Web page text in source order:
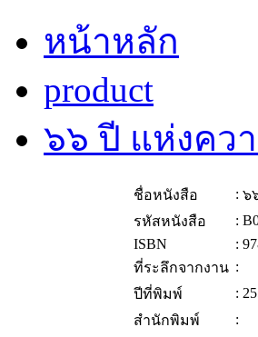
หน้าหลัก
product
๖๖ ปี แห่งคว
ชื่อหนังสือ : ๖
รหัสหนังสือ
:
ISBN
:
ที่ระลึกจากงาน :
ปีที่พิมพ์
:
สำนักพิมพ์
: